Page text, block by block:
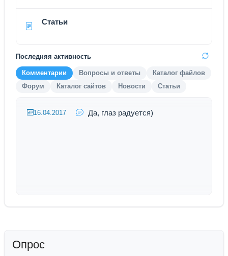
Статьи
Последняя активность
Комментарии Вопросы и ответы
Каталог файлов
Форум
Каталог сайтов Новости Статьи
16.04.2017 Да, глаз радуется)
Опрос